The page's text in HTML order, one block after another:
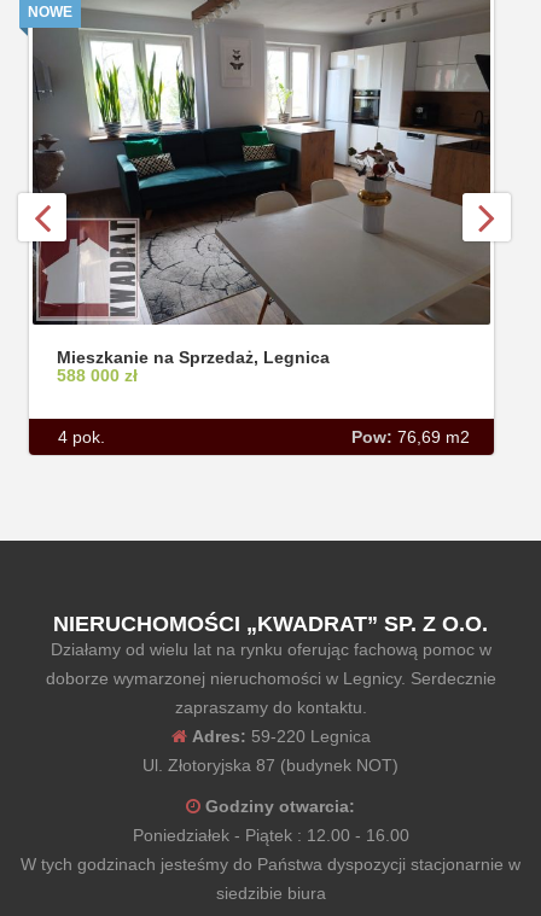
NOWE
Mieszkanie na Sprzedaż, Legnica
588 000 zł
4 pok. Pow: 76,69 m2
NIERUCHOMOŚCI „KWADRAT” SP. Z O.O.
Działamy od wielu lat na rynku oferując fachową pomoc w
doborze wymarzonej nieruchomości w Legnicy. Serdecznie
zapraszamy do kontaktu.
Adres: 59-220 Legnica
Ul. Złotoryjska 87 (budynek NOT)
Godziny otwarcia:
Poniedziałek - Piątek : 12.00 - 16.00
W tych godzinach jesteśmy do Państwa dyspozycji stacjonarnie w
siedzibie biura